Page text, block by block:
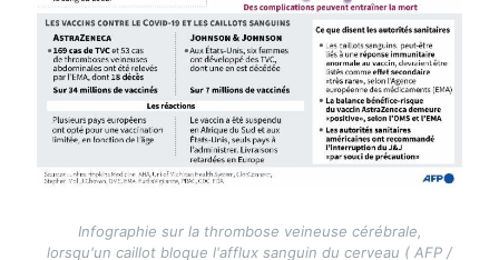
Infographie sur la thrombose veineuse cérébrale,
lorsqu'un caillot bloque l'afflux sanguin du cerveau ( AFP /